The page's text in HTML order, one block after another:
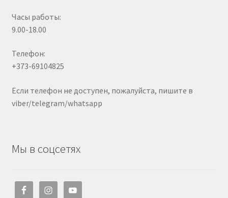
Часы работы:
9.00-18.00
Телефон:
+373-69104825
Если телефон не доступен, пожалуйста, пишите в
viber/telegram/whatsapp
Мы в соцсетях